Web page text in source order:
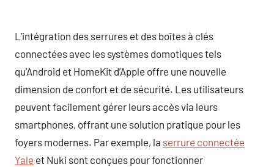
L’intégration des serrures et des boîtes à clés
connectées avec les systèmes domotiques tels
qu’Android et HomeKit d’Apple offre une nouvelle
dimension de confort et de sécurité. Les utilisateurs
peuvent facilement gérer leurs accès via leurs
smartphones, offrant une solution pratique pour les
foyers modernes. Par exemple, la serrure connectée
Yale et Nuki sont conçues pour fonctionner